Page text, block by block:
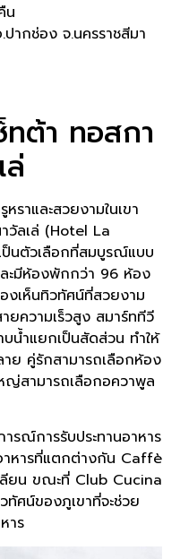
น
ากช่อง จ.นครราชสีมา
ทต้า ทอสกา
ล่
าและสวยงามในเขา
วัลเล่ (Hotel La
นตัวเลือกที่สมบูรณ์แบบ
ะมีห้องพักกว่า 96 ห้อง
งเห็นทิวทัศน์ที่สวยงาม
ยความเร็วสูง สมาร์ททีวี
น้ำแยกเป็นสัดส่วน ทำให้
ย คู่รักสามารถเลือกห้อง
ญ่สามารถเลือกอควาพูล
รณ์การรับประทานอาหาร
าหารที่แตกต่างกัน Caffè
ลียน ขณะที่ Club Cucina
ทัศน์ของภูเขาที่จะช่วย
าร